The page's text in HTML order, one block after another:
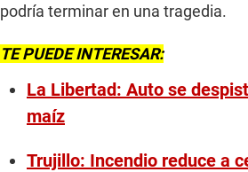
podría terminar en una tragedia.
TE PUEDE INTERESAR:
La Libertad: Auto se
maíz
Trujillo: Incendio reduce a